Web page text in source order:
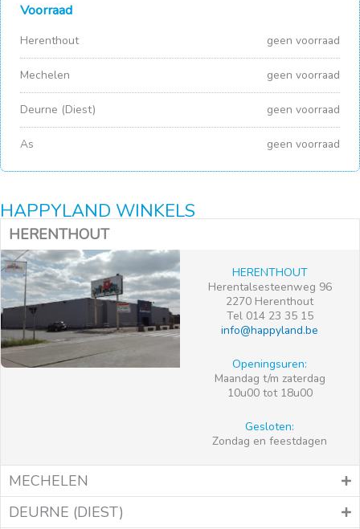
Voorraad
Herenthout geen voorraad
Mechelen geen voorraad
Deurne (Diest) geen voorraad
As geen voorraad
HAPPYLAND WINKELS
HERENTHOUT
HERENTHOUT
Herentalsesteenweg 96
2270 Herenthout
Tel 014 23 35 15
info@happyland.be
Openingsuren:
Maandag t/m zaterdag
10u00 tot 18u00
Gesloten:
Zondag en feestdagen
MECHELEN
DEURNE (DIEST)